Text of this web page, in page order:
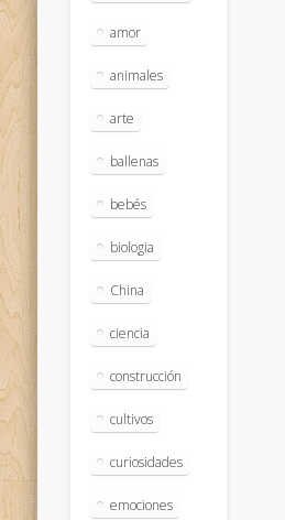
amor
animales
arte
ballenas
bebés
biologia
China
ciencia
construcción
cultivos
curiosidades
emociones